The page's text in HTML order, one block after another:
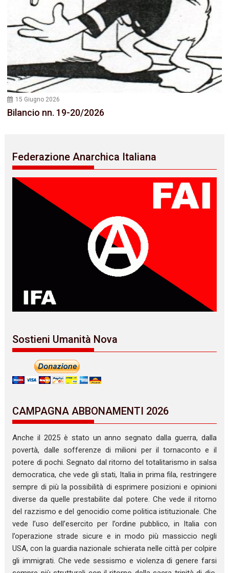
15 Giugno 2026
Bilancio nn. 19-20/2026
Federazione Anarchica Italiana
Sostieni Umanità Nova
CAMPAGNA ABBONAMENTI 2026
Anche il 2025 è stato un anno segnato dalla guerra, dalla
povertà, dalle sofferenze di milioni per il tornaconto e il
potere di pochi. Segnato dal ritorno del totalitarismo in salsa
democratica, che vede gli stati, Italia in prima fila, restringere
sempre di più la possibilità di esprimere posizioni e opinioni
diverse da quelle prestabilite dal potere. Che vede il ritorno
del razzismo e del genocidio come politica istituzionale. Che
vede l’uso dell’esercito per l’ordine pubblico, in Italia con
l’operazione strade sicure e in modo più massiccio negli
USA, con la guardia nazionale schierata nelle città per colpire
gli immigrati. Che vede sessismo e violenza di genere farsi